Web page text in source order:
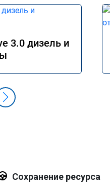
3.0 дизель и
Сохранение ресурса